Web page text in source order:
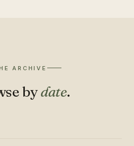
ARCHIVE
bydate.